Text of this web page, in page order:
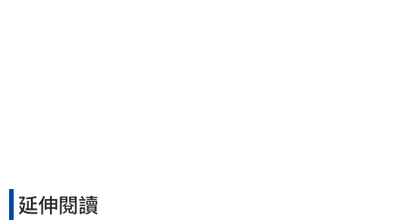
延伸閱讀